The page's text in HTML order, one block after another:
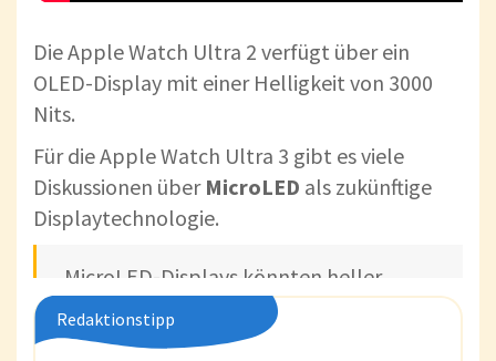
Die Apple Watch Ultra 2 verfügt über ein
OLED-Display mit einer Helligkeit von 3000
Nits.
Für die Apple Watch Ultra 3 gibt es viele
Diskussionen über MicroLED als zukünftige
Displaytechnologie.
MicroLED-Displays könnten heller,
dünner und kostengünstiger in der
Herstellung sein als OLEDs.
Redaktionstipp